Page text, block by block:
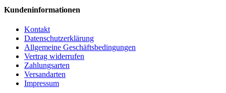
Kundeninformationen
Kontakt
Datenschutzerklärung
Allgemeine Geschäftsbedingungen
Vertrag widerrufen
Zahlungsarten
Versandarten
Impressum